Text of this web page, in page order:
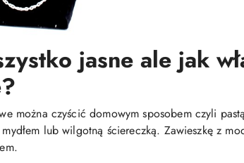
jasne ale jak
można czyścić domowym sposobem czyli
lub wilgotną ściereczką. Zawieszkę z